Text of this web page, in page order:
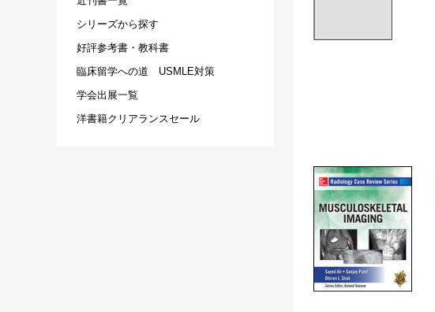
シリーズから探す
好評参考書・教科書
臨床留学への道 USMLE対策
学会出展一覧
洋書籍クリアランスセール